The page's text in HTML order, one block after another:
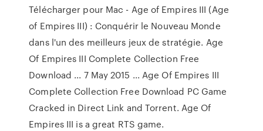
Télécharger pour Mac - Age of Empires III (Age
of Empires III) : Conquérir le Nouveau Monde
dans l'un des meilleurs jeux de stratégie. Age
Of Empires III Complete Collection Free
Download ... 7 May 2015 ... Age Of Empires III
Complete Collection Free Download PC Game
Cracked in Direct Link and Torrent. Age Of
Empires III is a great RTS game.